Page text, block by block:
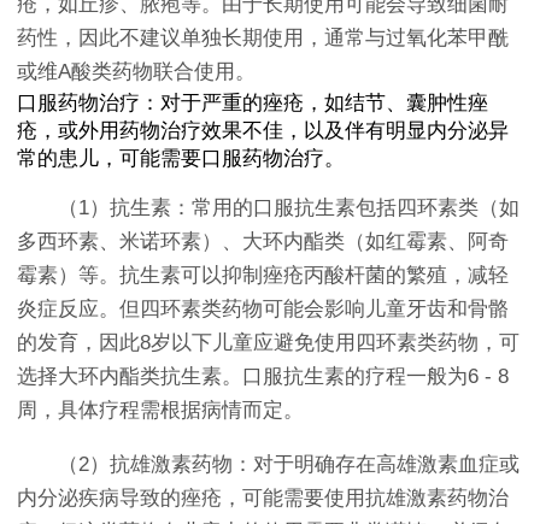
药性，因此不建议单独长期使用，通常与过氧化苯甲酰
或维A酸类药物联合使用。
口服药物治疗：对于严重的痤疮，如结节、囊肿性痤
疮，或外用药物治疗效果不佳，以及伴有明显内分泌异
常的患儿，可能需要口服药物治疗。
（1）抗生素：常用的口服抗生素包括四环素类（如
多西环素、米诺环素）、大环内酯类（如红霉素、阿奇
霉素）等。抗生素可以抑制痤疮丙酸杆菌的繁殖，减轻
炎症反应。但四环素类药物可能会影响儿童牙齿和骨骼
的发育，因此8岁以下儿童应避免使用四环素类药物，可
选择大环内酯类抗生素。口服抗生素的疗程一般为6 - 8
周，具体疗程需根据病情而定。
（2）抗雄激素药物：对于明确存在高雄激素血症或
内分泌疾病导致的痤疮，可能需要使用抗雄激素药物治